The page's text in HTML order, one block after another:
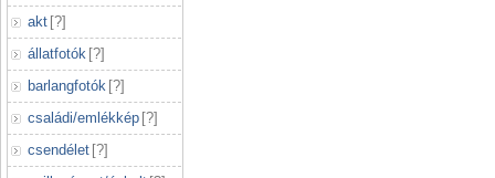
akt [?]
állatfotók [?]
barlangfotók [?]
családi/emlékkép [?]
csendélet [?]